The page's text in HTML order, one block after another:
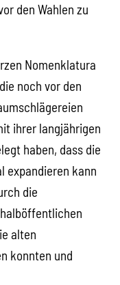
den Wahlen zu
Nomenklatura
noch vor den
ihrer langjährigen
haben, dass die
expandieren kann
die
alten
konnten und